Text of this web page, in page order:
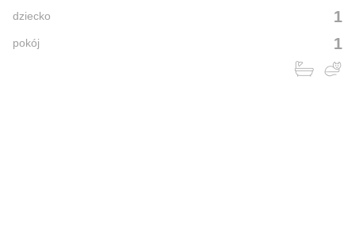
1
dziecko
1
pokój